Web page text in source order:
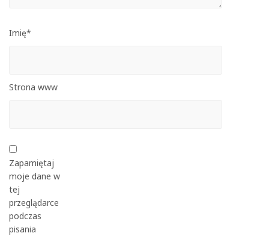
Imię*
Strona www
Zapamiętaj
moje dane w
tej
przeglądarce
podczas
pisania